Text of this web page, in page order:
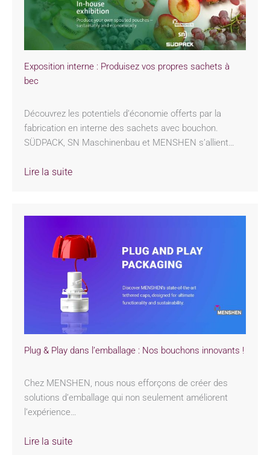
Exposition interne : Produisez vos propres sachets à
bec
Découvrez les potentiels d’économie offerts par la
fabrication en interne des sachets avec bouchon.
SÜDPACK, SN Maschinenbau et MENSHEN s’allient…
Lire la suite
Plug & Play dans l’emballage : Nos bouchons innovants !
Chez MENSHEN, nous nous efforçons de créer des
solutions d’emballage qui non seulement améliorent
l’expérience…
Lire la suite